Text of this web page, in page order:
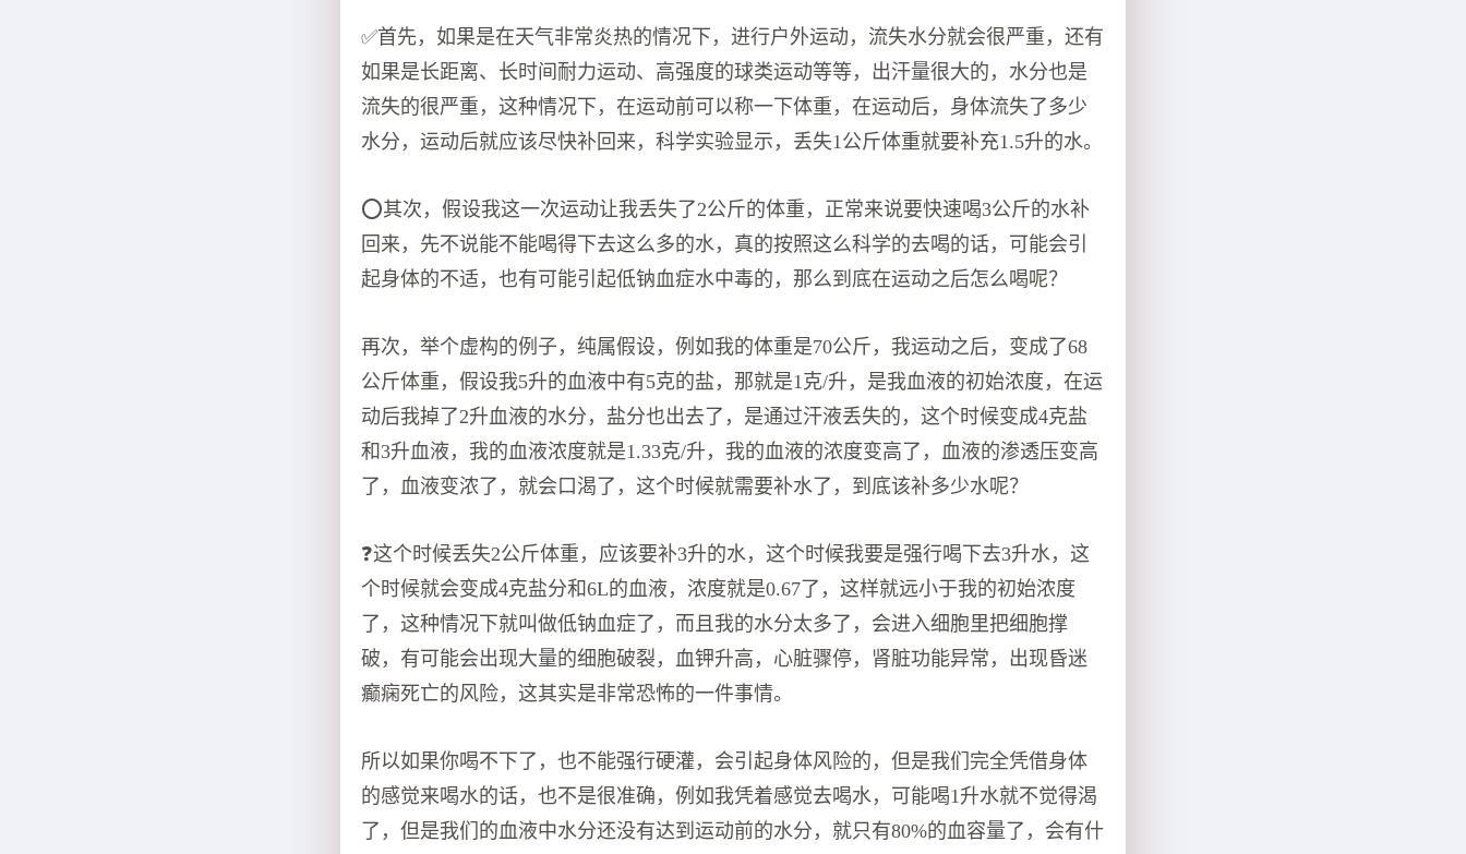
✅首先，如果是在天气非常炎热的情况下，进行户外运动，流失水分就会很严重，还有
如果是长距离、长时间耐力运动、高强度的球类运动等等，出汗量很大的，水分也是
流失的很严重，这种情况下，在运动前可以称一下体重，在运动后，身体流失了多少
水分，运动后就应该尽快补回来，科学实验显示，丢失1公斤体重就要补充1.5升的水。
⭕️其次，假设我这一次运动让我丢失了2公斤的体重，正常来说要快速喝3公斤的水补
回来，先不说能不能喝得下去这么多的水，真的按照这么科学的去喝的话，可能会引
起身体的不适，也有可能引起低钠血症水中毒的，那么到底在运动之后怎么喝呢？
再次，举个虚构的例子，纯属假设，例如我的体重是70公斤，我运动之后，变成了68
公斤体重，假设我5升的血液中有5克的盐，那就是1克/升，是我血液的初始浓度，在运
动后我掉了2升血液的水分，盐分也出去了，是通过汗液丢失的，这个时候变成4克盐
和3升血液，我的血液浓度就是1.33克/升，我的血液的浓度变高了，血液的渗透压变高
了，血液变浓了，就会口渴了，这个时候就需要补水了，到底该补多少水呢？
❓这个时候丢失2公斤体重，应该要补3升的水，这个时候我要是强行喝下去3升水，这
个时候就会变成4克盐分和6L的血液，浓度就是0.67了，这样就远小于我的初始浓度
了，这种情况下就叫做低钠血症了，而且我的水分太多了，会进入细胞里把细胞撑
破，有可能会出现大量的细胞破裂，血钾升高，心脏骤停，肾脏功能异常，出现昏迷
癫痫死亡的风险，这其实是非常恐怖的一件事情。
所以如果你喝不下了，也不能强行硬灌，会引起身体风险的，但是我们完全凭借身体
的感觉来喝水的话，也不是很准确，例如我凭着感觉去喝水，可能喝1升水就不觉得渴
了，但是我们的血液中水分还没有达到运动前的水分，就只有80%的血容量了，会有什